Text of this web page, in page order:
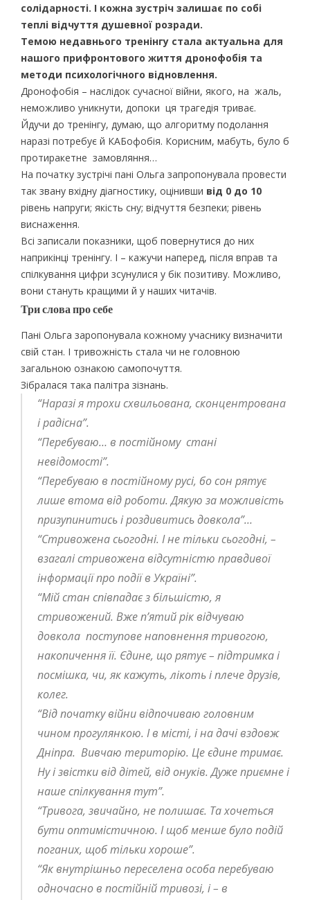
солідарності. І кожна зустріч залишає по собі
теплі відчуття душевної розради.
Темою недавнього тренінгу стала актуальна для
нашого прифронтового життя дронофобія та
методи психологічного відновлення.
Дронофобія – наслідок сучасної війни, якого, на жаль,
неможливо уникнути, допоки ця трагедія триває.
Йдучи до тренінгу, думаю, що алгоритму подолання
наразі потребує й КАБофобія. Корисним, мабуть, було б
протиракетне замовляння…
На початку зустрічі пані Ольга запропонувала провести
так звану вхідну діагностику, оцінивши від 0 до 10
рівень напруги; якість сну; відчуття безпеки; рівень
виснаження.
Всі записали показники, щоб повернутися до них
наприкінці тренінгу. І – кажучи наперед, після вправ та
спілкування цифри зсунулися у бік позитиву. Можливо,
вони стануть кращими й у наших читачів.
Три слова про себе
Пані Ольга заропонувала кожному учаснику визначити
свій стан. І тривожність стала чи не головною
загальною ознакою самопочуття.
Зібралася така палітра зізнань.
“Наразі я трохи схвильована, сконцентрована
і радісна”.
“Перебуваю… в постійному стані
невідомості”.
“Перебуваю в постійному русі, бо сон рятує
лише втома від роботи. Дякую за можливість
призупинитись і роздивитись довкола”…
“Стривожена сьогодні. І не тільки сьогодні, –
взагалі стривожена відсутністю правдивої
інформації про події в Україні”.
“Мій стан співпадає з більшістю, я
стривожений. Вже п’ятий рік відчуваю
довкола поступове наповнення тривогою,
накопичення її. Єдине, що рятує – підтримка і
посмішка, чи, як кажуть, лікоть і плече друзів,
колег.
“Від початку війни відпочиваю головним
чином прогулянкою. І в місті, і на дачі вздовж
Дніпра. Вивчаю територію. Це єдине тримає.
Ну і звістки від дітей, від онуків. Дуже приємне і
наше спілкування тут”.
“Тривога, звичайно, не полишає. Та хочеться
бути оптимістичною. І щоб менше було подій
поганих, щоб тільки хороше”.
“Як внутрішньо переселена особа перебуваю
одночасно в постійній тривозі, і – в